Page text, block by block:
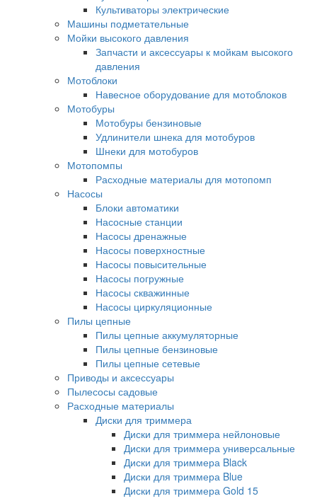
Культиваторы электрические
Машины подметательные
Мойки высокого давления
Запчасти и аксессуары к мойкам высокого
давления
Мотоблоки
Навесное оборудование для мотоблоков
Мотобуры
Мотобуры бензиновые
Удлинители шнека для мотобуров
Шнеки для мотобуров
Мотопомпы
Расходные материалы для мотопомп
Насосы
Блоки автоматики
Насосные станции
Насосы дренажные
Насосы поверхностные
Насосы повысительные
Насосы погружные
Насосы скважинные
Насосы циркуляционные
Пилы цепные
Пилы цепные аккумуляторные
Пилы цепные бензиновые
Пилы цепные сетевые
Приводы и аксессуары
Пылесосы садовые
Расходные материалы
Диски для триммера
Диски для триммера нейлоновые
Диски для триммера универсальные
Диски для триммера Black
Диски для триммера Blue
Диски для триммера Gold 15